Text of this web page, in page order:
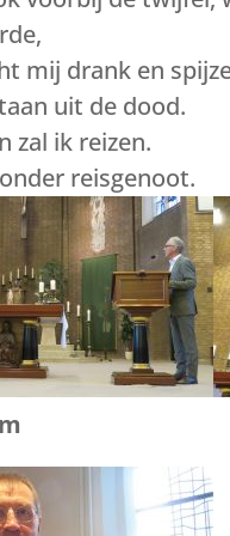
mij drank en
uit de dood.
zal ik reizen.
reisgenoot.